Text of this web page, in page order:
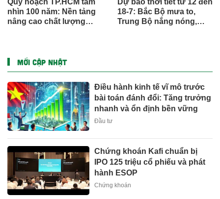
nhìn 100 năm: Nền tảng
nâng cao chất lượng
18-7: Bắc Bộ mưa to,
Trung Bộ nắng nóng,
MỚI CẬP NHẬT
Điều hành kinh tế vĩ mô trước
bài toán đánh đổi: Tăng trưởng
nhanh và ổn định bền vững
Đầu tư
Chứng khoán Kafi chuẩn bị
IPO 125 triệu cổ phiếu và phát
hành ESOP
Chứng khoán